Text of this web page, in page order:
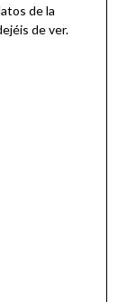
de la
de ver.